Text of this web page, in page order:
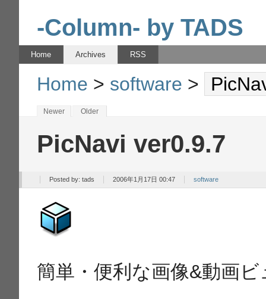
-Column- by TADS
Home Archives RSS
Home > software >
Newer Older
PicNavi ver0.9.7
Posted by:tads 2006年1月17日 00:47 software
簡単・便利な画像&動画ビ